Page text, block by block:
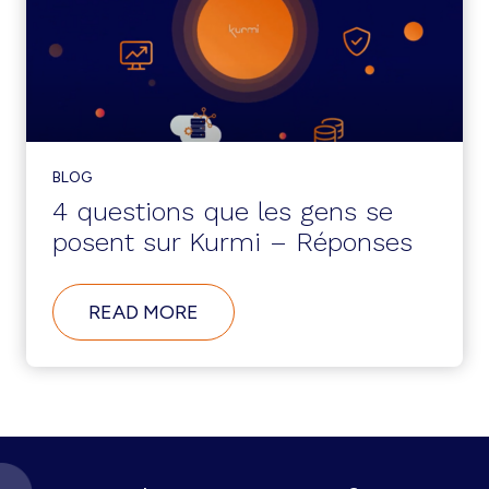
ET
DE
L’ARGENT
?
METRISIGHT
BLOG
4 questions que les gens se
posent sur Kurmi – Réponses
READ MORE ABOUT
QUE